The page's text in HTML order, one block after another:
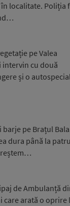
localitate. Poliția
pe Valea
cu două
și o
pe Brațul
dura până la patru
de Ambulanță
care arată o oprire